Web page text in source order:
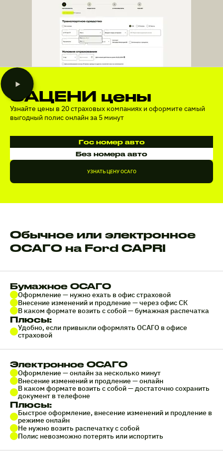
ЗАЦЕНИ цены
Узнайте цены в 20 страховых компаниях и оформите самый
выгодный полис онлайн за 5 минут
Гос номер авто
Без номера авто
УЗНАТЬ ЦЕНУ ОСАГО
Обычное или электронное
ОСАГО на Ford CAPRI
Бумажное ОСАГО
Оформление — нужно ехать в офис страховой
Внесение изменений и продление — через офис СК
В каком формате возить с собой — бумажная распечатка
Плюсы:
Удобно, если привыкли оформлять ОСАГО в офисе
страховой
Электронное ОСАГО
Оформление — онлайн за несколько минут
Внесение изменений и продление — онлайн
В каком формате возить с собой — достаточно сохранить
документ в телефоне
Плюсы:
Быстрое оформление, внесение изменений и продление в
режиме онлайн
Не нужно возить распечатку с собой
Полис невозможно потерять или испортить